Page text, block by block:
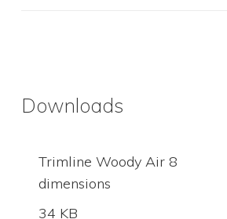
Downloads
Trimline Woody Air 8
dimensions
34 KB